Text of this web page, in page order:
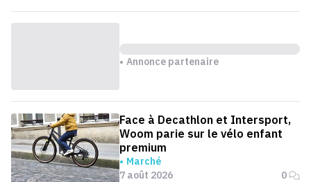
Annonce partenaire
Face à Decathlon et Intersport,
Woom parie sur le vélo enfant
premium
Marché
7 août 2026
0